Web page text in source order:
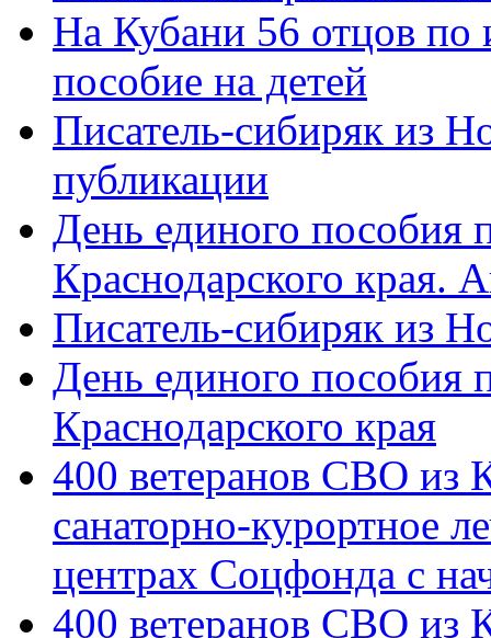
На Кубани 56 отцов по
пособие на детей
Писатель-сибиряк из
публикации
День единого пособия
Краснодарского края.
Писатель-сибиряк из
День единого пособия
Краснодарского края
400 ветеранов СВО из
санаторно-курортное
центрах Соцфонда с
400 ветеранов СВО из